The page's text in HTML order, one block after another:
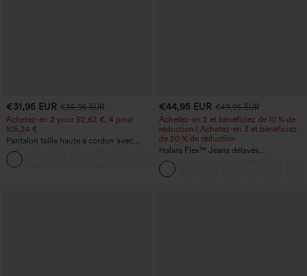
€31,95 EUR €35,95 EUR
Achetez-en 2 pour 52,62 €, 4 pour
105,24 €
Pantalon taille haute à cordon avec
poches, jambe large et coupe ample,
style décontracté, effet lin
€44,95 EUR €49,95 EUR
Achetez-en 2 et bénéficiez de 10 % de
réduction | Achetez-en 3 et bénéficiez
de 20 % de réduction
Halara Flex™ Jeans délavés
décontractés, coupe baggy à jambe
large, taille basse asymétrique, poches
zippées